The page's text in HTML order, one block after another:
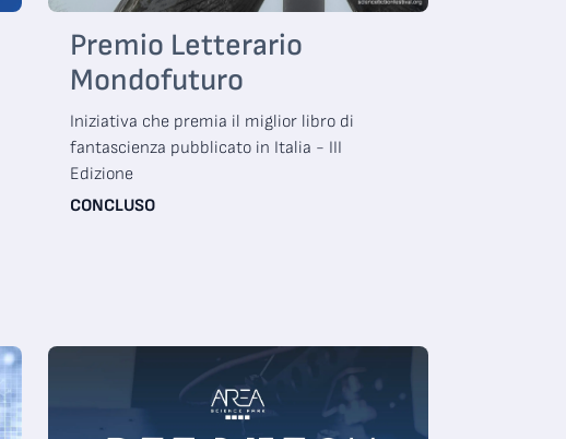
Premio Letterario
Mondofuturo
Iniziativa che premia il miglior libro di
fantascienza pubblicato in Italia - III
Edizione
CONCLUSO